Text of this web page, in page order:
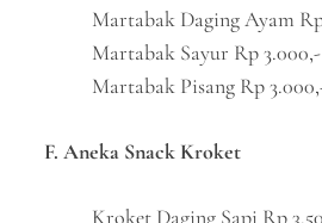
Martabak Daging Ayam
Martabak Sayur Rp 3.000,-
Martabak Pisang Rp
F. Aneka Snack Kroket
Kroket Daging Sapi Rp